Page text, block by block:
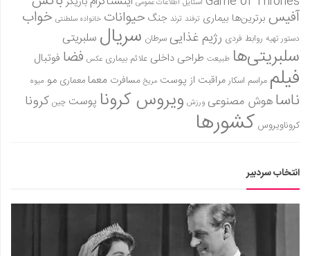
اطلاعات عمومی
آفیس برترین‌ها بیماری ترفند ترند جنگ حیوانات خانواده سلطنتی خواب
دستور تهیه روابط فردی رژیم غذاییسرطان سریال سلبریتی
سلبریتی‌ها طبیعت طراحی داخلی علائم بیماری عکس فضا فوتبال
فیلم مراسم اسکارمراقبت از پوست مریخ مسافرت معمامعماری مو میوه
ناساهوش مصنوعی ورزش ویروس کرونا پوست چین کرونا
کروناویروس کشورها
انتخاب سردبیر